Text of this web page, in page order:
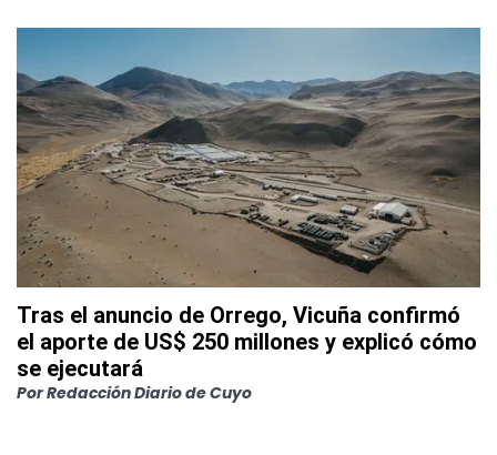
Tras el anuncio de Orrego, Vicuña confirmó
el aporte de US$ 250 millones y explicó cómo
se ejecutará
PorRedacción Diario de Cuyo